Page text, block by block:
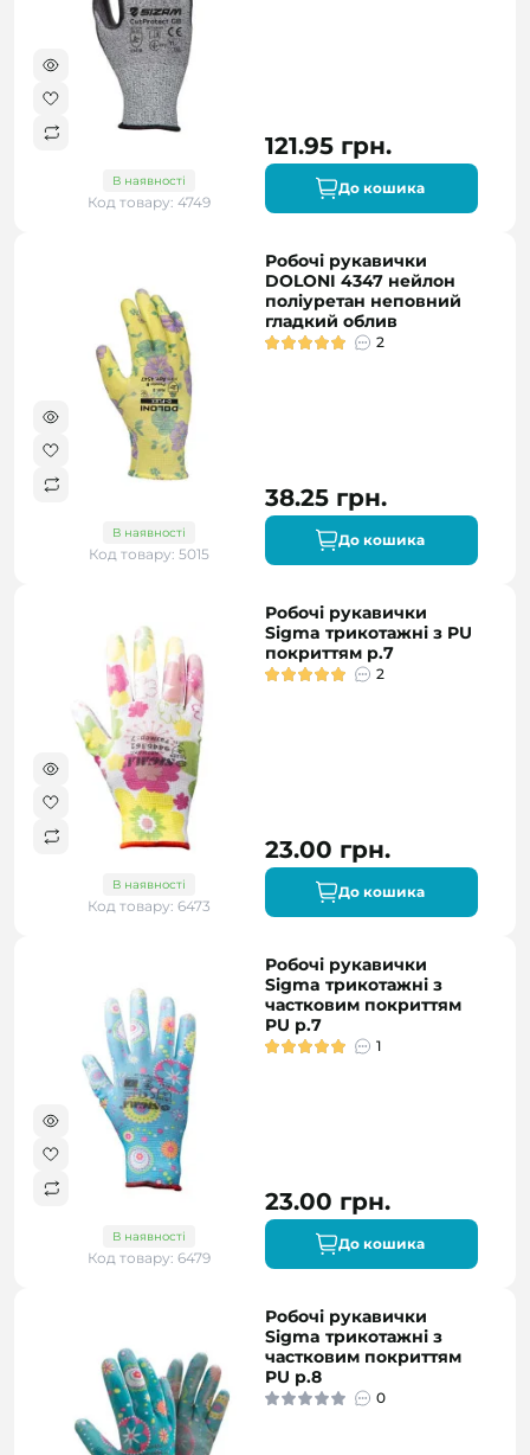
В наявності
Код товару: 4749
121.95 грн.
До кошика
В наявності
Код товару: 5015
Робочі рукавички
DOLONI 4347 нейлон
поліуретан неповний
гладкий облив
2
38.25 грн.
До кошика
В наявності
Код товару: 6473
Робочі рукавички
Sigma трикотажні з PU
покриттям р.7
2
23.00 грн.
До кошика
В наявності
Код товару: 6479
Робочі рукавички
Sigma трикотажні з
частковим покриттям
PU р.7
1
23.00 грн.
До кошика
Робочі рукавички
Sigma трикотажні з
частковим покриттям
PU р.8
0